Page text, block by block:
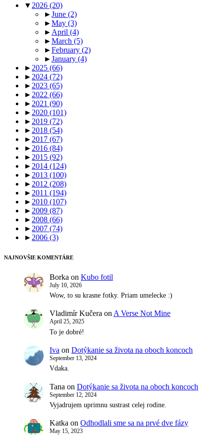
▼ 2026 (20)
►June (2)
►May (3)
► April (4)
►March (5)
►February (2)
►January (4)
► 2025 (66)
► 2024 (72)
► 2023 (65)
► 2022 (66)
► 2021 (90)
► 2020 (101)
► 2019 (72)
► 2018 (54)
► 2017 (67)
► 2016 (84)
► 2015 (92)
► 2014 (124)
► 2013 (100)
► 2012 (208)
► 2011 (194)
► 2010 (107)
► 2009 (87)
► 2008 (66)
► 2007 (74)
► 2006 (3)
NAJNOVŠIE KOMENTÁRE
Borka on Kubo fotil
July 10, 2026
Wow, to su krasne fotky. Priam umelecke :)
Vladimír Kučera onA Verse Not Mine
April 25, 2025
To je dobré!
Iva on Dotýkanie sa života na oboch koncoch
September 13, 2024
Vdaka.
Tana on Dotýkanie sa života na oboch koncoch
September 12, 2024
Vyjadrujem uprimnu sustrast celej rodine.
Katka on Odhodlali sme sa na prvé dve fázy
May 15, 2023